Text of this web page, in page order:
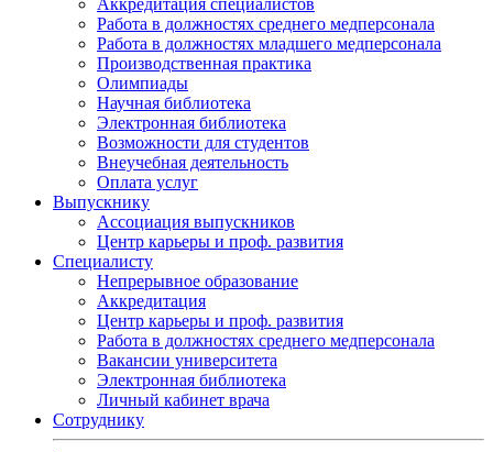
Работа в должностях среднего медперсонала
Работа в должностях младшего медперсонала
Производственная практика
Олимпиады
Научная библиотека
Электронная библиотека
Возможности для студентов
Внеучебная деятельность
Оплата услуг
Выпускнику
Ассоциация выпускников
Центр карьеры и проф. развития
Специалисту
Непрерывное образование
Аккредитация
Центр карьеры и проф. развития
Работа в должностях среднего медперсонала
Вакансии университета
Электронная библиотека
Личный кабинет врача
Сотруднику